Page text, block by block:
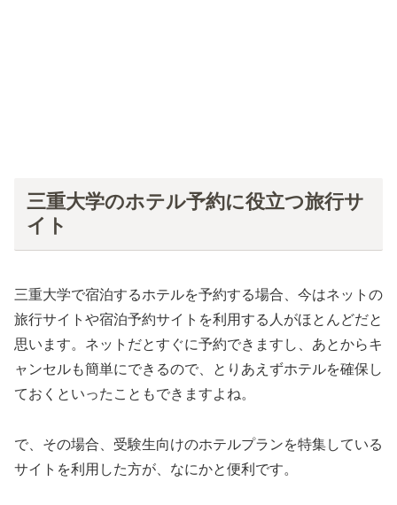
三重大学のホテル予約に役立つ旅行サ
イト
三重大学で宿泊するホテルを予約する場合、今はネットの
旅行サイトや宿泊予約サイトを利用する人がほとんどだと
思います。ネットだとすぐに予約できますし、あとからキ
ャンセルも簡単にできるので、とりあえずホテルを確保し
ておくといったこともできますよね。
で、その場合、受験生向けのホテルプランを特集している
サイトを利用した方が、なにかと便利です。